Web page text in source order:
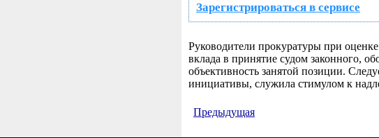
Зарегистрироваться в сервисе
Руководители прокуратуры при
вклада в принятие судом законного,
объективность занятой позиции.
инициативы, служила стимулом к
Предыдущая